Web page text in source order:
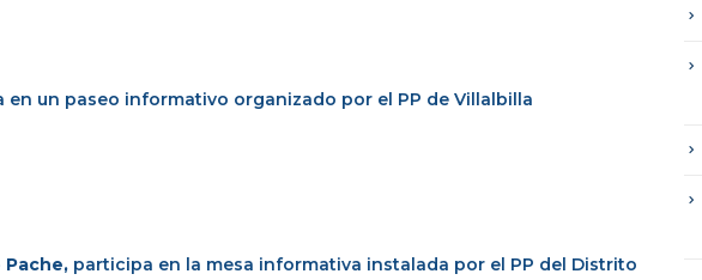
en un paseo informativo organizado por el PP de Villalbilla
Pache, participa en la mesa informativa instalada por el PP del Distrito